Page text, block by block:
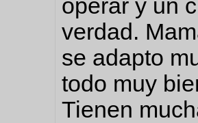
operar y un
verdad.
se adapto
todo muy
Tienen